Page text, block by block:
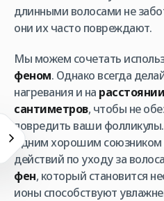
длинными волосами не
они их часто повреждают.
Мы можем сочетать
феном. Однако всегда
нагревания и на
сантиметров, чтобы не
повредить ваши
одним хорошим
действий по уходу за
фен, который становится
ионы способствуют